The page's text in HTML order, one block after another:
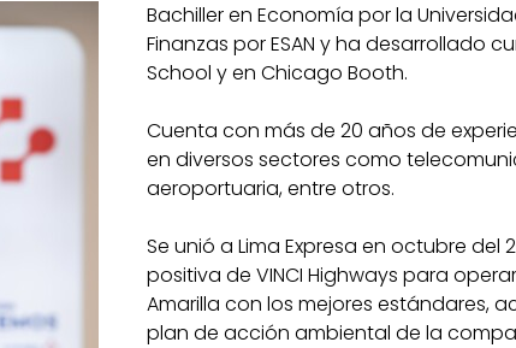
Bachiller en Economía por la
Finanzas por ESAN y ha desarrollado
School y en Chicago Booth.
Cuenta con más de 20 años de
en diversos sectores como
aeroportuaria, entre otros.
Se unió a Lima Expresa en octubre
positiva de VINCI Highways para
Amarilla con los mejores estándares,
plan de acción ambiental de la